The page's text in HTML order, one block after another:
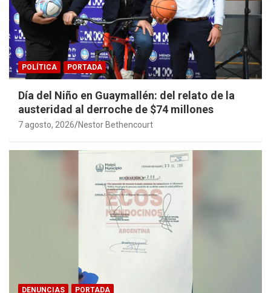
POLÍTICA PORTADA
Día del Niño en Guaymallén: del relato de la
austeridad al derroche de $74 millones
7 agosto, 2026 Nestor Bethencourt
DENUNCIAS PORTADA